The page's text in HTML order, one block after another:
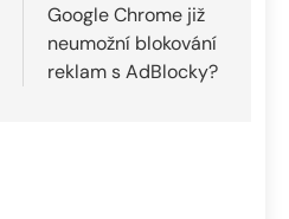
Google Chrome již
neumožní blokování
reklam s AdBlocky?